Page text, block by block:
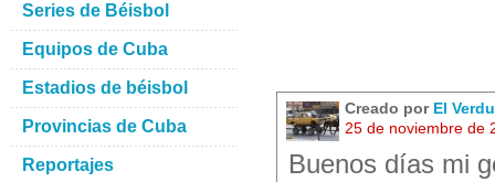
Creado por El
25 de noviembre de
Buenos días mi
Series de Béisbol
Equipos de Cuba
Estadios de béisbol
Provincias de Cuba
Reportajes